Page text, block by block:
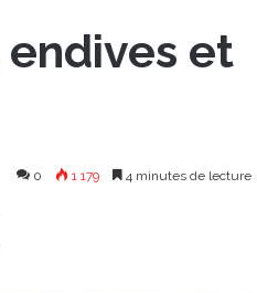
et
0 1 179 4 minutes de lecture